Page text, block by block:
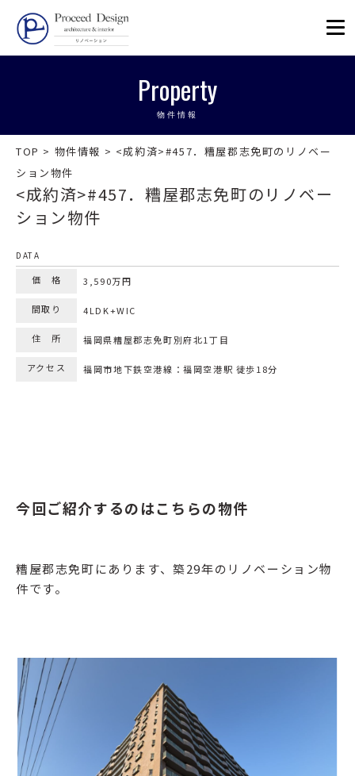
リノベーションを福岡で。
Property
物件情報
<成約済>#457．糟屋郡志免町のリノベー
ション物件
TOP > 物件情報 > <成約済>#457．糟屋郡志免町のリノベー
ション物件
今回ご紹介するのはこちらの物件
糟屋郡志免町にあります、築29年のリノベーション物
件です。
DATA
価 格 3,590万円
間取り 4LDK+WIC
住 所 福岡県糟屋郡志免町別府北1丁目
アクセス 福岡市地下鉄空港線：福岡空港駅 徒歩18分